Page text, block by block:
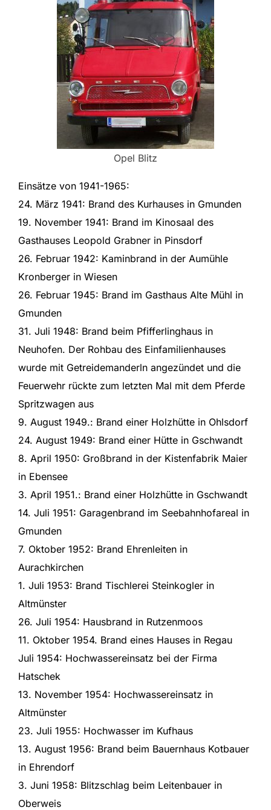
Opel Blitz
Einsätze von 1941-1965:
24. März 1941: Brand des Kurhauses in Gmunden
19. November 1941: Brand im Kinosaal des
Gasthauses Leopold Grabner in Pinsdorf
26. Februar 1942: Kaminbrand in der Aumühle
Kronberger in Wiesen
26. Februar 1945: Brand im Gasthaus Alte Mühl in
Gmunden
31. Juli 1948: Brand beim Pfifferlinghaus in
Neuhofen. Der Rohbau des Einfamilienhauses
wurde mit Getreidemanderln angezündet und die
Feuerwehr rückte zum letzten Mal mit dem Pferde
Spritzwagen aus
9. August 1949.: Brand einer Holzhütte in Ohlsdorf
24. August 1949: Brand einer Hütte in Gschwandt
8. April 1950: Großbrand in der Kistenfabrik Maier
in Ebensee
3. April 1951.: Brand einer Holzhütte in Gschwandt
14. Juli 1951: Garagenbrand im Seebahnhofareal in
Gmunden
7. Oktober 1952: Brand Ehrenleiten in
Aurachkirchen
1. Juli 1953: Brand Tischlerei Steinkogler in
Altmünster
26. Juli 1954: Hausbrand in Rutzenmoos
11. Oktober 1954. Brand eines Hauses in Regau
Juli 1954: Hochwassereinsatz bei der Firma
Hatschek
13. November 1954: Hochwassereinsatz in
Altmünster
23. Juli 1955: Hochwasser im Kufhaus
13. August 1956: Brand beim Bauernhaus Kotbauer
in Ehrendorf
3. Juni 1958: Blitzschlag beim Leitenbauer in
Oberweis